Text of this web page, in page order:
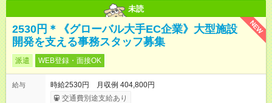
未読
NEW
2530円＊《グローバル大手EC企業》大型施設
開発を支える事務スタッフ募集
派遣 WEB登録・面接OK
給与
時給2530円 月収例 404,800円
交通費別途支給あり